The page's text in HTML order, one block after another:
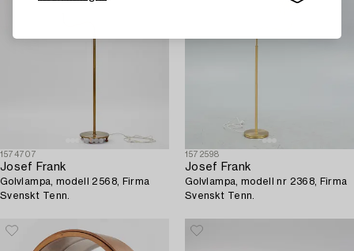
1574707
Josef Frank
Golvlampa, modell 2568, Firma
Svenskt Tenn.
1572598
Josef Frank
Golvlampa, modell nr 2368, Firma
Svenskt Tenn.